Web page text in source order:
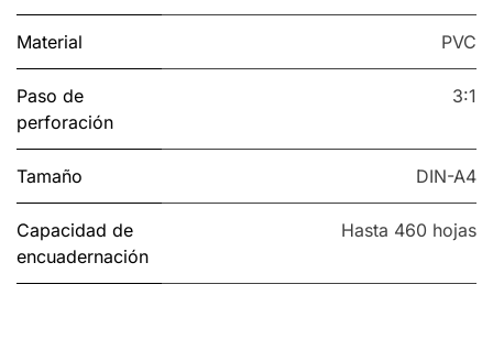
Material PVC
Paso de
perforación
3:1
Tamaño DIN-A4
Capacidad de
encuadernación
Hasta 460 hojas